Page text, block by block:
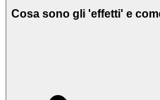
Cosa sono gli 'effetti' e